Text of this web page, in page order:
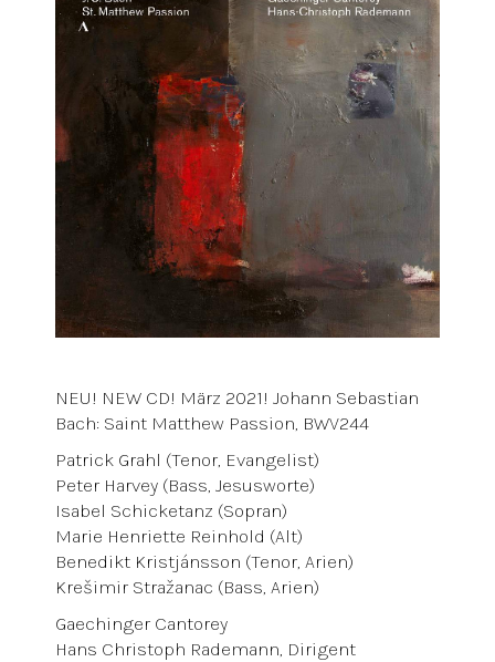
NEU! NEW CD! März 2021! Johann Sebastian
Bach: Saint Matthew Passion, BWV244
Patrick Grahl (Tenor, Evangelist)
Peter Harvey (Bass, Jesusworte)
Isabel Schicketanz (Sopran)
Marie Henriette Reinhold (Alt)
Benedikt Kristjánsson (Tenor, Arien)
Krešimir Stražanac (Bass, Arien)
Gaechinger Cantorey
Hans Christoph Rademann, Dirigent